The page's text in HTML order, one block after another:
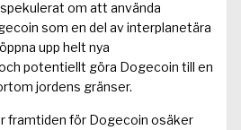
om att använda
som en del av interplanetära
upp helt nya
potentiellt göra Dogecoin till en
jordens gränser.
framtiden för Dogecoin osäker